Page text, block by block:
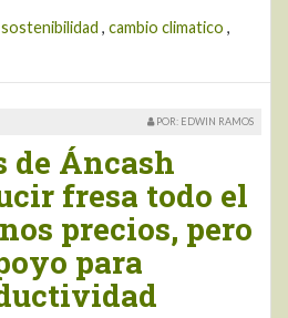
sostenibilidad , cambio climatico ,
POR: EDWIN RAMOS
Áncash
fresa todo el
precios, pero
para